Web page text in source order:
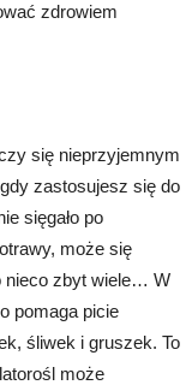
zdrowiem
się nieprzyjemnym
zastosujesz się do
sięgało po
może się
nieco zbyt wiele… W
pomaga picie
śliwek i gruszek. To
może